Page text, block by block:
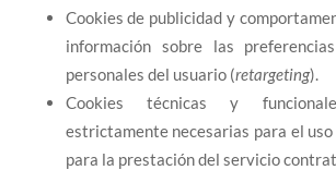
Cookies de publicidad y
información sobre las
personales del usuario (retargeting).
Cookies técnicas y
estrictamente necesarias para el
para la prestación del servicio